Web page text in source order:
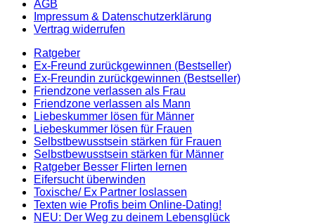
AGB
Impressum & Datenschutzerklärung
Vertrag widerrufen
Ratgeber
Ex-Freund zurückgewinnen (Bestseller)
Ex-Freundin zurückgewinnen (Bestseller)
Friendzone verlassen als Frau
Friendzone verlassen als Mann
Liebeskummer lösen für Männer
Liebeskummer lösen für Frauen
Selbstbewusstsein stärken für Frauen
Selbstbewusstsein stärken für Männer
Ratgeber Besser Flirten lernen
Eifersucht überwinden
Toxische/ Ex Partner loslassen
Texten wie Profis beim Online-Dating!
NEU: Der Weg zu deinem Lebensglück